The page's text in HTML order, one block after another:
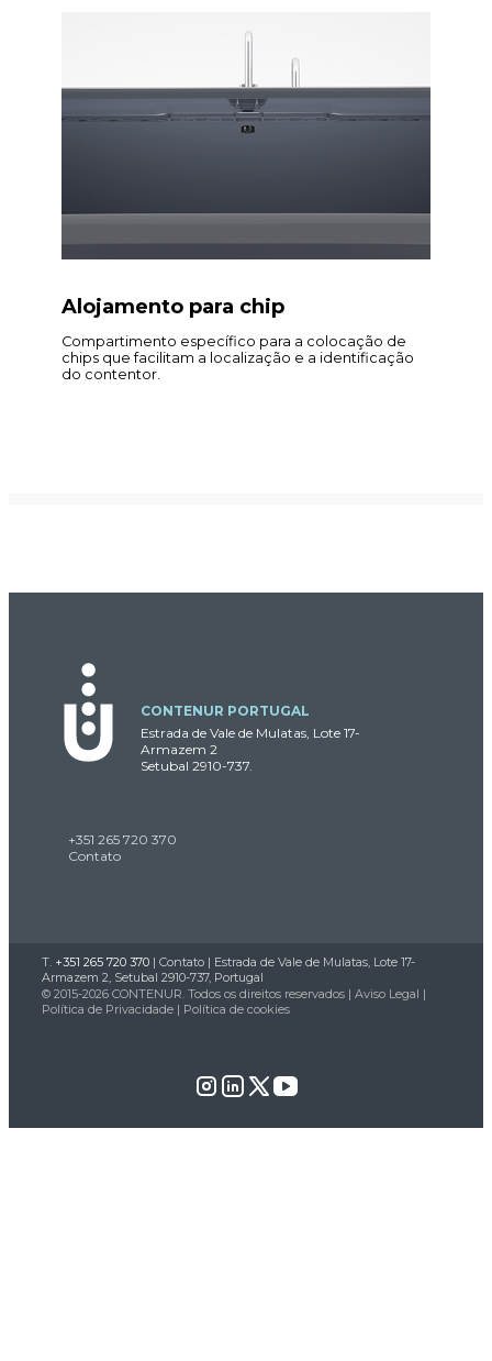
Alojamento para chip
Compartimento específico para a colocação de
chips que facilitam a localização e a identificação
do contentor.
CONTENUR PORTUGAL
Estrada de Vale de Mulatas, Lote 17-
Armazem 2
Setubal 2910-737.
+351 265 720 370
Contato
T. +351 265 720 370 | Contato | Estrada de Vale de Mulatas, Lote 17-
Armazem 2, Setubal 2910-737, Portugal
© 2015-2026 CONTENUR. Todos os direitos reservados | Aviso Legal |
Política de Privacidade | Política de cookies